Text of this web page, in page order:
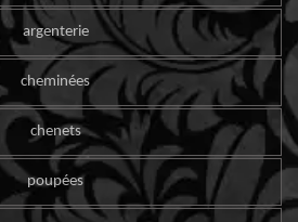
argenterie
cheminées
chenets
poupées